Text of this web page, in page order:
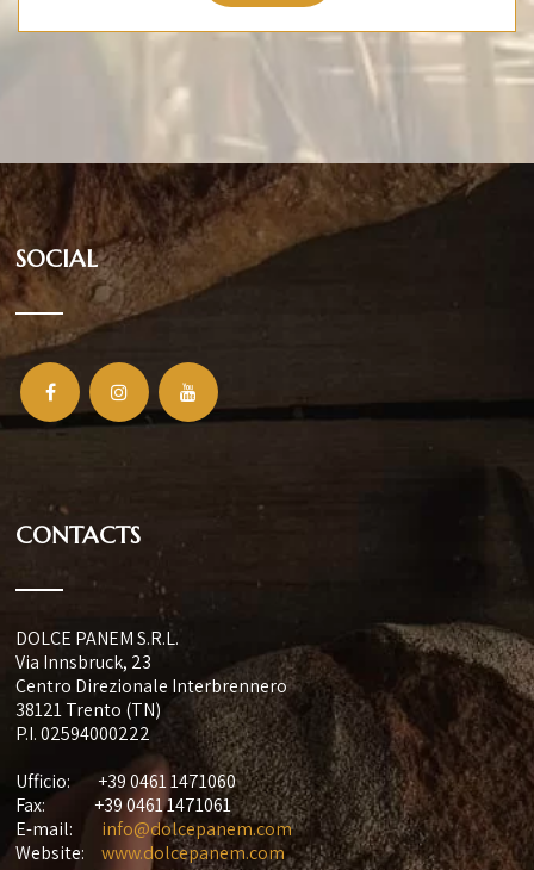
SOCIAL
CONTACTS
DOLCE PANEM S.R.L.
Via Innsbruck, 23
Centro Direzionale Interbrennero
38121 Trento (TN)
P.I. 02594000222
Ufficio:
+39 0461 1471060
Fax:
+39 0461 1471061
E-mail:
info@dolcepanem.com
Website:
www.dolcepanem.com